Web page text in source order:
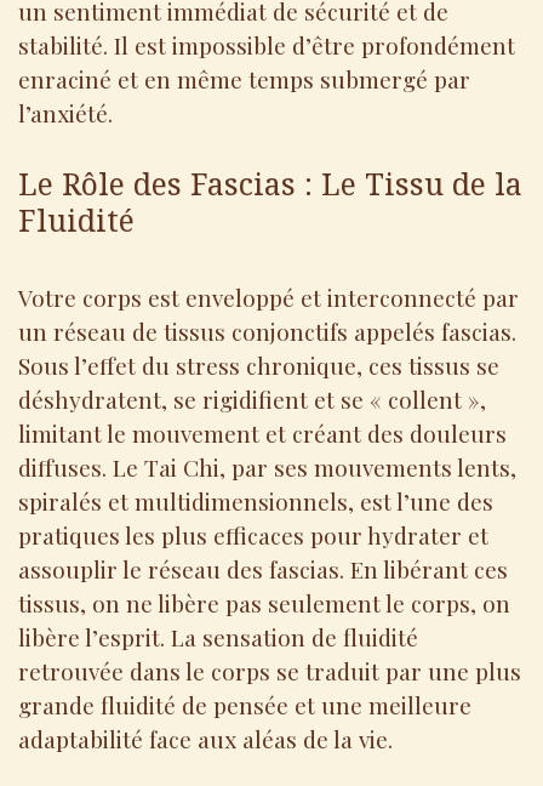
un sentiment immédiat de sécurité et de
stabilité. Il est impossible d’être profondément
enraciné et en même temps submergé par
l’anxiété.
Le Rôle des Fascias : Le Tissu de la
Fluidité
Votre corps est enveloppé et interconnecté par
un réseau de tissus conjonctifs appelés fascias.
Sous l’effet du stress chronique, ces tissus se
déshydratent, se rigidifient et se « collent »,
limitant le mouvement et créant des douleurs
diffuses. Le Tai Chi, par ses mouvements lents,
spiralés et multidimensionnels, est l’une des
pratiques les plus efficaces pour hydrater et
assouplir le réseau des fascias. En libérant ces
tissus, on ne libère pas seulement le corps, on
libère l’esprit. La sensation de fluidité
retrouvée dans le corps se traduit par une plus
grande fluidité de pensée et une meilleure
adaptabilité face aux aléas de la vie.